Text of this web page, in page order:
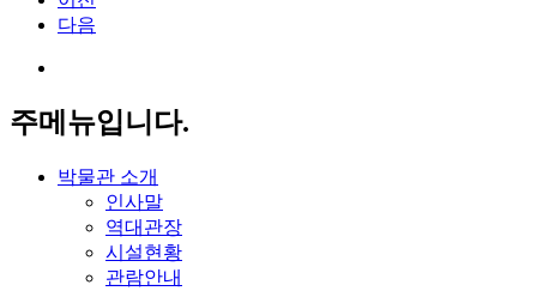
다음
주메뉴입니다.
박물관 소개
인사말
역대관장
시설현황
관람안내